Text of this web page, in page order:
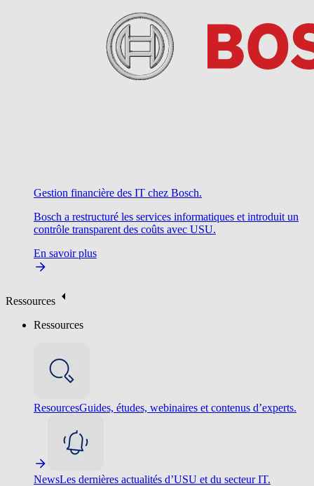
Gestion financière des IT chez Bosch.
Bosch a restructuré les services informatiques et introduit un
contrôle transparent des coûts avec USU.
En savoir plus
Ressources
Ressources
ResourcesGuides, études, webinaires et contenus d’experts.
NewsLes dernières actualités d’USU et du secteur IT.